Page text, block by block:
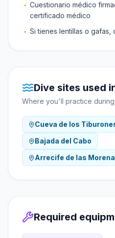
Cuestionario médico
certificado médico
Si tienes lentillas o gafas,
Dive sites used
Where you'll practice during
Cueva de los
Bajada del Cabo
Arrecife de las
Required